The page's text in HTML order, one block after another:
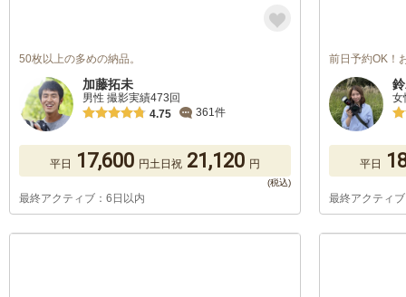
50枚以上の多めの納品。
加藤拓未
男性 撮影実績473回
4.75
361件
平日 17,600 円土日祝 21,120 円
最終アクティブ：6日以内
前日予約OK！
女
平日
最終アクティ